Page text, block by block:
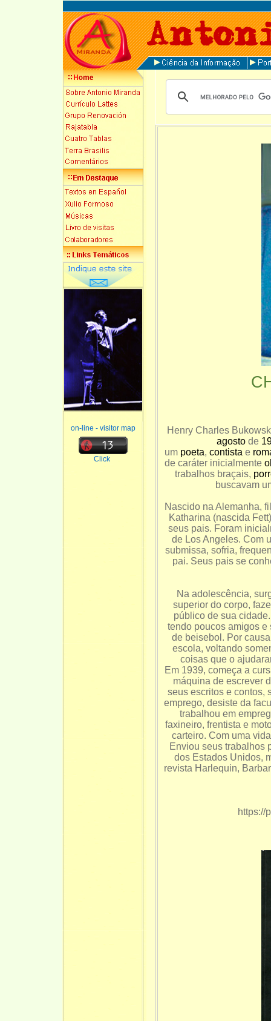
on-line - visitor map
Click
Henry Charles
agosto de
um poeta, contista e
de caráter inicialmente
trabalhos braçais,
buscavam
Nascido na Alemanha,
Katharina (nascida
seus pais. Foram
de Los Angeles. Com
submissa, sofria,
pai. Seus pais se
Na adolescência,
superior do corpo,
público de sua
tendo poucos amigos e
de beisebol. Por
escola, voltando
coisas que o
Em 1939, começa a
máquina de escrever
seus escritos e contos,
emprego, desiste da
trabalhou em
faxineiro, frentista e
carteiro. Com uma
Enviou seus trabalhos
dos Estados Unidos,
revista Harlequin,
https://